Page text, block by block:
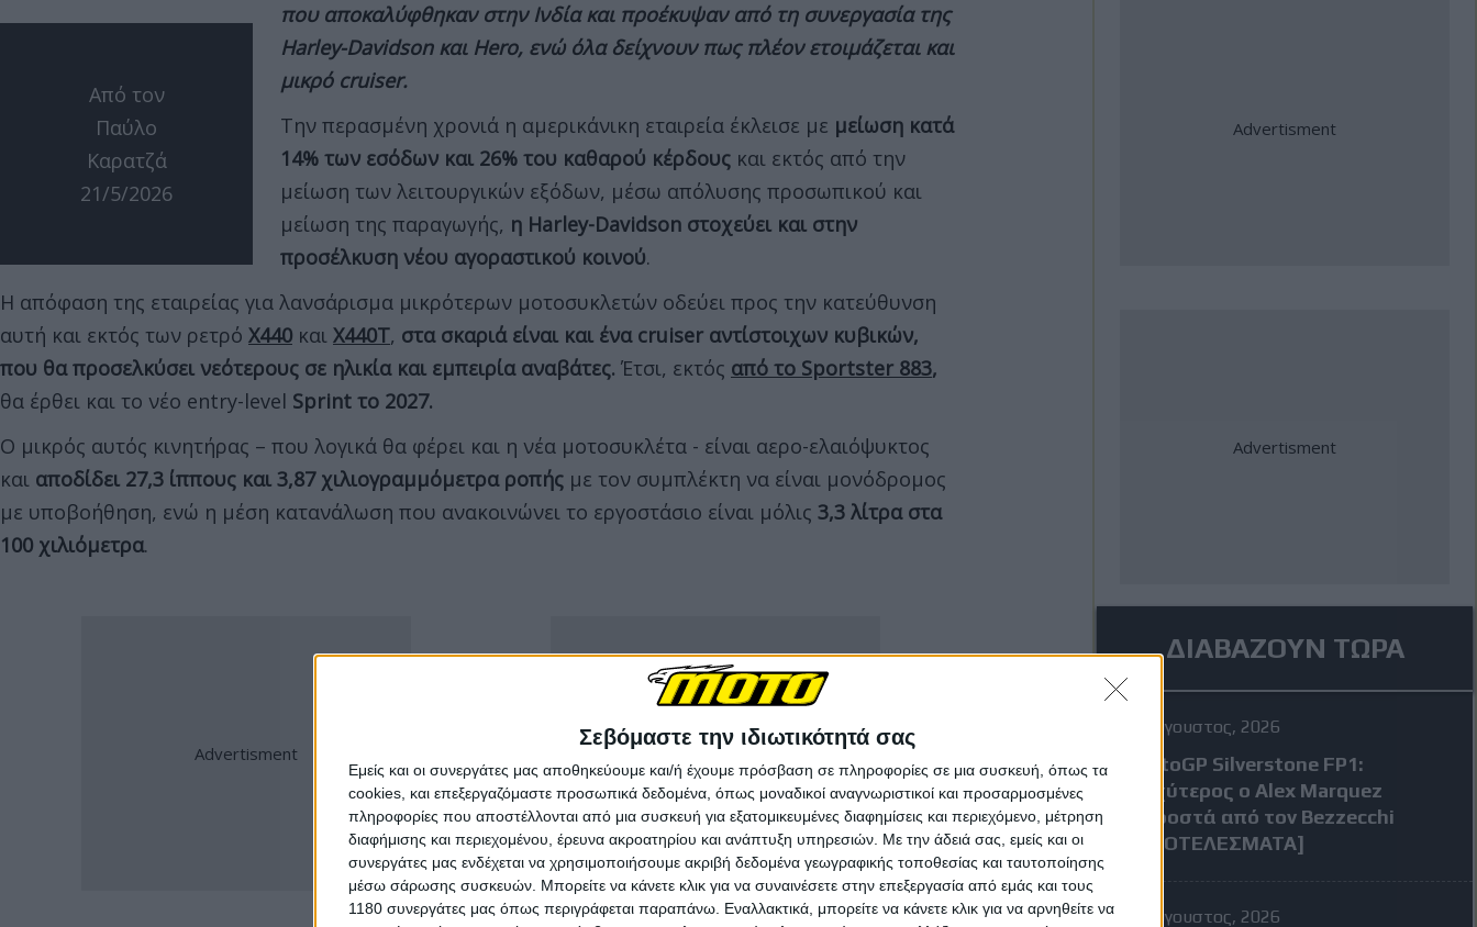
Σεβόμαστε την ιδιωτικότητά σας
Εμείς και οι συνεργάτες μας αποθηκεύουμε και/ή έχουμε πρόσβαση σε πληροφορίες σε μια συσκευή, όπως τα
cookies, και επεξεργαζόμαστε προσωπικά δεδομένα, όπως μοναδικοί αναγνωριστικοί και προσαρμοσμένες
πληροφορίες που αποστέλλονται από μια συσκευή για εξατομικευμένες διαφημίσεις και περιεχόμενο, μέτρηση
διαφήμισης και περιεχομένου, έρευνα ακροατηρίου και ανάπτυξη υπηρεσιών. Με την άδειά σας, εμείς και οι
συνεργάτες μας ενδέχεται να χρησιμοποιήσουμε ακριβή δεδομένα γεωγραφικής τοποθεσίας και ταυτοποίησης
μέσω σάρωσης συσκευών. Μπορείτε να κάνετε κλικ για να συναινέσετε στην επεξεργασία από εμάς και τους
1180 συνεργάτες μας όπως περιγράφεται παραπάνω. Εναλλακτικά, μπορείτε να κάνετε κλικ για να αρνηθείτε να
Από τον
Παύλο
Καρατζά
21/5/2026
που αποκαλύφθηκαν στην Ινδία και προέκυψαν από τη συνεργασία της
Harley-Davidson και Hero, ενώ όλα δείχνουν πως πλέον ετοιμάζεται και
μικρό cruiser.
Την περασμένη χρονιά η αμερικάνικη εταιρεία έκλεισε με μείωση κατά
14% των εσόδων και 26% του καθαρού κέρδους και εκτός από την
μείωση των λειτουργικών εξόδων, μέσω απόλυσης προσωπικού και
μείωση της παραγωγής, η Harley-Davidson στοχεύει και στην
προσέλκυση νέου αγοραστικού κοινού.
Η απόφαση της εταιρείας για λανσάρισμα μικρότερων μοτοσυκλετών οδεύει προς την κατεύθυνση
αυτή και εκτός των ρετρό Χ440 και Χ440T, στα σκαριά είναι και ένα cruiser αντίστοιχων κυβικών,
που θα προσελκύσει νεότερους σε ηλικία και εμπειρία αναβάτες. Έτσι, εκτός από το Sportster 883,
θα έρθει και το νέο entry-level Sprint το 2027.
Ο μικρός αυτός κινητήρας – που λογικά θα φέρει και η νέα μοτοσυκλέτα - είναι αερο-ελαιόψυκτος
και αποδίδει 27,3 ίππους και 3,87 χιλιογραμμόμετρα ροπής με τον συμπλέκτη να είναι μονόδρομος
με υποβοήθηση, ενώ η μέση κατανάλωση που ανακοινώνει το εργοστάσιο είναι μόλις 3,3 λίτρα στα
100 χιλιόμετρα.
ΔΙΑΒΑΖΟΥΝ ΤΩΡΑ
7 Αύγουστος, 2026
MotoGP Silverstone FP1:
Ταχύτερος ο Alex Marquez
μπροστά από τον Bezzecchi
[ΑΠΟΤΕΛΕΣΜΑΤΑ]
7 Αύγουστος, 2026